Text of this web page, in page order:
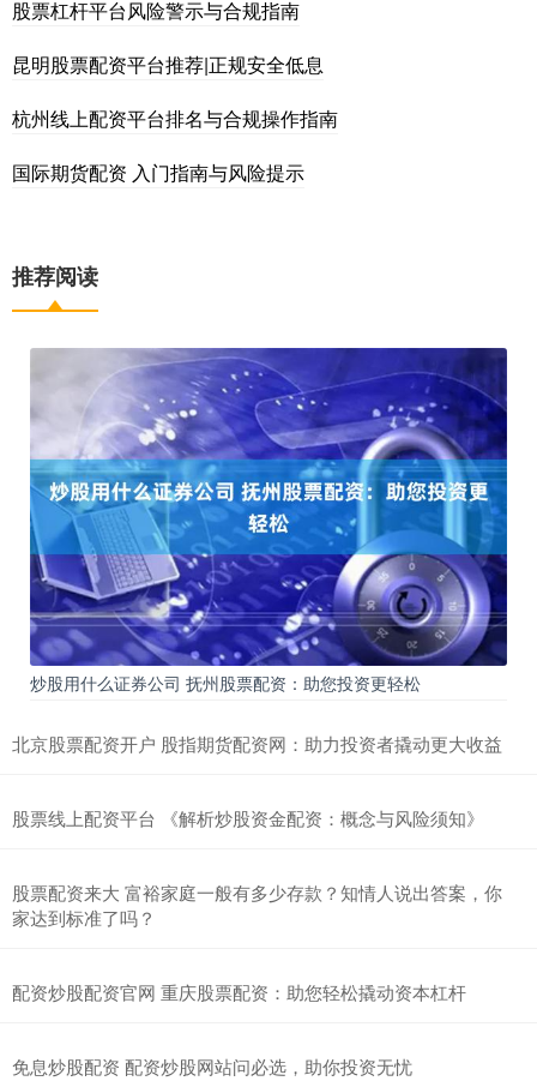
股票杠杆平台风险警示与合规指南
昆明股票配资平台推荐|正规安全低息
杭州线上配资平台排名与合规操作指南
国际期货配资 入门指南与风险提示
推荐阅读
炒股用什么证券公司 抚州股票配资：助您投资更轻松
北京股票配资开户 股指期货配资网：助力投资者撬动更大收益
股票线上配资平台 《解析炒股资金配资：概念与风险须知》
股票配资来大 富裕家庭一般有多少存款？知情人说出答案，你
家达到标准了吗？
配资炒股配资官网 重庆股票配资：助您轻松撬动资本杠杆
免息炒股配资 配资炒股网站问必选，助你投资无忧